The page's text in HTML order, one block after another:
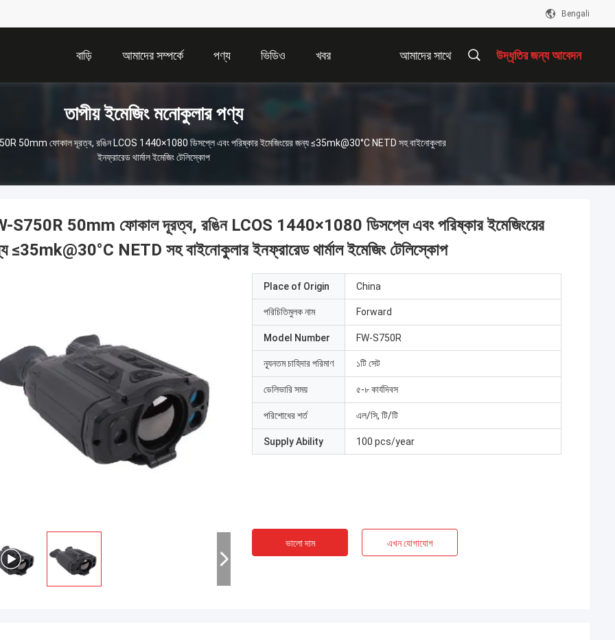
Bengali
বাড়ি আমাদের সম্পর্কে পণ্য ভিডিও খবর আমাদের সাথে উদ্ধৃতির জন্য আবেদন
তাপীয় ইমেজিং মনোকুলার পণ্য
50mm ফোকাল দূরত্ব, রঙিন LCOS 1440×1080 ডিসপ্লে এবং পরিষ্কার ইমেজিংয়ের জন্য ≤35mk@30°C NETD সহ বাইনোকুলার
ইনফ্রারেড থার্মাল ইমেজিং টেলিস্কোপ
S750R 50mm ফোকাল দূরত্ব, রঙিন LCOS 1440×1080 ডিসপ্লে এবং পরিষ্কার ইমেজিংয়ের
≤35mk@30°C NETD সহ বাইনোকুলার ইনফ্রারেড থার্মাল ইমেজিং টেলিস্কোপ
Place of Origin China
পরিচিতিমুলক নাম Forward
Model Number FW-S750R
ন্যূনতম চাহিদার পরিমাণ ১টি সেট
ডেলিভারি সময় ৫-৮ কার্যদিবস
পরিশোধের শর্ত এল/সি, টি/টি
Supply Ability 100 pcs/year
ভালো দাম এখন যোগাযোগ